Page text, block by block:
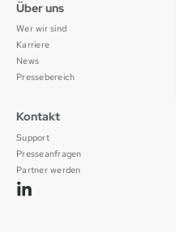
Über uns
Wer wir sind
Karriere
News
Pressebereich
Kontakt
Support
Presseanfragen
Partner werden